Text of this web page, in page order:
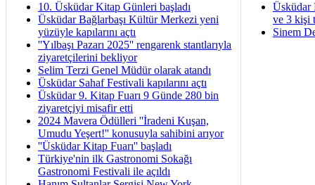
10. Üsküdar Kitap Günleri başladı
Üsküdar Bağlarbaşı Kültür Merkezi yeni
yüzüyle kapılarını açtı
''Yılbaşı Pazarı 2025'' rengarenk stantlarıyla
ziyaretçilerini bekliyor
Selim Terzi Genel Müdür olarak atandı
Üsküdar Sahaf Festivali kapılarını açtı
Üsküdar 9. Kitap Fuarı 9 Günde 280 bin
ziyaretçiyi misafir etti
2024 Mavera Ödülleri ''İradeni Kuşan,
Umudu Yeşert!'' konusuyla sahibini arıyor
''Üsküdar Kitap Fuarı'' başladı
Türkiye'nin ilk Gastronomi Sokağı
Gastronomi Festivali ile açıldı
Üsküdar
ve 3 kişi
Sinem